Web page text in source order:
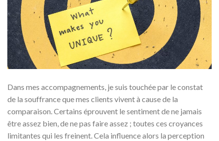
Dans mes accompagnements, je suis touchée par le constat
de la souffrance que mes clients vivent à cause de la
comparaison. Certains éprouvent le sentiment de ne jamais
être assez bien, de ne pas faire assez ; toutes ces croyances
limitantes qui les freinent. Cela influence alors la perception